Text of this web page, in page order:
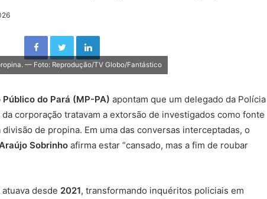
FacebookTwitterLinkedin
— Foto: Reprodução/TV Globo/Fantástico
do Pará (MP-PA) apontam que um delegado da Polícia
corporação tratavam a extorsão de investigados como fonte
de propina. Em uma das conversas interceptadas, o
Sobrinho afirma estar “cansado, mas a fim de roubar
desde 2021, transformando inquéritos policiais em